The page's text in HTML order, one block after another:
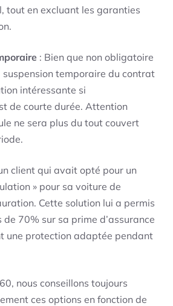
tout en excluant les garanties
: Bien que non obligatoire
suspension temporaire du contrat
intéressante si
de courte durée. Attention
ne sera plus du tout couvert
client qui avait opté pour un
» pour sa voiture de
Cette solution lui a permis
de 70% sur sa prime d’assurance
une protection adaptée pendant
nous conseillons toujours
ces options en fonction de